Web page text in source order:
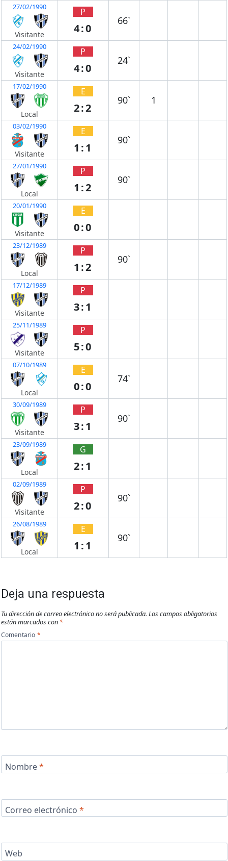
27/02/1990
Visitante
P
4:0
66`
24/02/1990
Visitante
P
4:0
24`
17/02/1990
Local
E
2:2
90` 1
03/02/1990
Visitante
E
1:1
90`
27/01/1990
Local
P
1:2
90`
20/01/1990
Visitante
E
0:0
23/12/1989
Local
P
1:2
90`
17/12/1989
Visitante
P
3:1
25/11/1989
Visitante
P
5:0
07/10/1989
Local
E
0:0
74`
30/09/1989
Visitante
P
3:1
90`
23/09/1989
Local
G
2:1
02/09/1989
Visitante
P
2:0
90`
26/08/1989
Local
E
1:1
90`
Deja una respuesta
Tu dirección de correo electrónico no será publicada. Los campos obligatorios
están marcados con *
Comentario *
Nombre*
Correo electrónico *
Web